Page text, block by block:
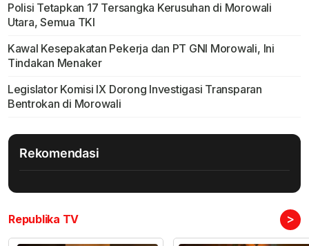
Polisi Tetapkan 17 Tersangka Kerusuhan di Morowali
Utara, Semua TKI
Kawal Kesepakatan Pekerja dan PT GNI Morowali, Ini
Tindakan Menaker
Legislator Komisi IX Dorong Investigasi Transparan
Bentrokan di Morowali
Rekomendasi
Republika TV >